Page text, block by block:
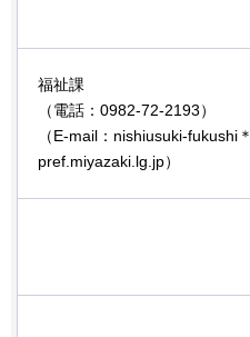
福祉課
（電話：0982-72-2193）
（E-mail：nishiusuki-fukushi＊
pref.miyazaki.lg.jp）